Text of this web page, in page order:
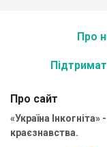
Про
Про сайт
«Україна
краєзнавства.